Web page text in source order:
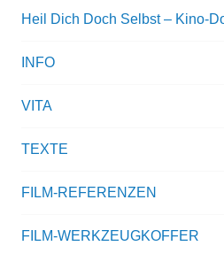
Heil Dich Doch Selbst – Kino-
INFO
VITA
TEXTE
FILM-REFERENZEN
FILM-WERKZEUGKOFFER